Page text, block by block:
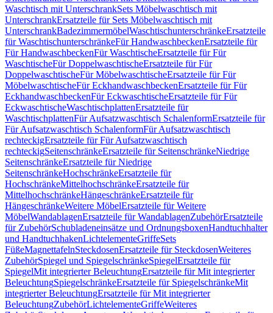
Waschtisch mit UnterschrankSets Möbelwaschtisch mit
UnterschrankErsatzteile für Sets Möbelwaschtisch mit
UnterschrankBadezimmermöbelWaschtischunterschränkeErsatzteile
für WaschtischunterschränkeFür HandwaschbeckenErsatzteile für
Für HandwaschbeckenFür WaschtischeErsatzteile für Für
WaschtischeFür DoppelwaschtischeErsatzteile für Für
DoppelwaschtischeFür MöbelwaschtischeErsatzteile für Für
MöbelwaschtischeFür EckhandwaschbeckenErsatzteile für Für
EckhandwaschbeckenFür EckwaschtischeErsatzteile für Für
EckwaschtischeWaschtischplattenErsatzteile für
WaschtischplattenFür Aufsatzwaschtisch SchalenformErsatzteile für
Für Aufsatzwaschtisch SchalenformFür Aufsatzwaschtisch
rechteckigErsatzteile für Für Aufsatzwaschtisch
rechteckigSeitenschränkeErsatzteile für SeitenschränkeNiedrige
SeitenschränkeErsatzteile für Niedrige
SeitenschränkeHochschränkeErsatzteile für
HochschränkeMittelhochschränkeErsatzteile für
MittelhochschränkeHängeschränkeErsatzteile für
HängeschränkeWeitere MöbelErsatzteile für Weitere
MöbelWandablagenErsatzteile für WandablagenZubehörErsatzteile
für ZubehörSchubladeneinsätze und OrdnungsboxenHandtuchhalter
und HandtuchhakenLichtelementeGriffeSets
FüßeMagnettafelnSteckdosenErsatzteile für SteckdosenWeiteres
ZubehörSpiegel und SpiegelschränkeSpiegelErsatzteile für
SpiegelMit integrierter BeleuchtungErsatzteile für Mit integrierter
BeleuchtungSpiegelschränkeErsatzteile für SpiegelschränkeMit
integrierter BeleuchtungErsatzteile für Mit integrierter
BeleuchtungZubehörLichtelementeGriffeWeiteres